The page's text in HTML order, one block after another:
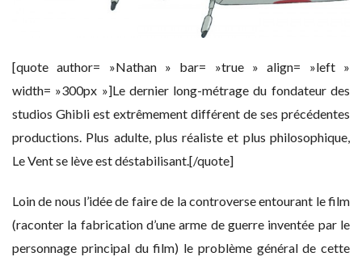
[quote author= »Nathan » bar= »true » align= »left »
width= »300px »]Le dernier long-métrage du fondateur des
studios Ghibli est extrêmement différent de ses précédentes
productions. Plus adulte, plus réaliste et plus philosophique,
Le Vent se lève est déstabilisant.[/quote]
Loin de nous l’idée de faire de la controverse entourant le film
(raconter la fabrication d’une arme de guerre inventée par le
personnage principal du film) le problème général de cette